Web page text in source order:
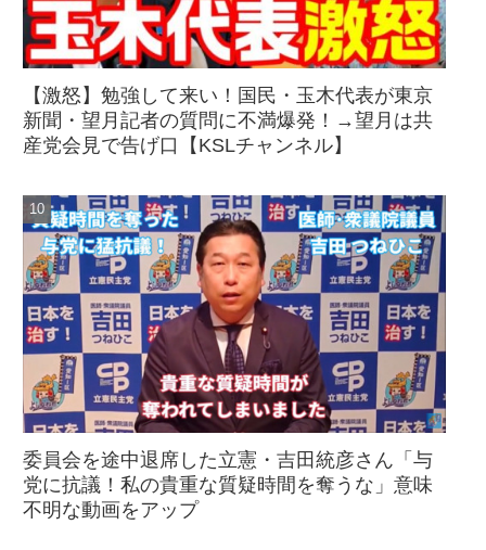
【激怒】勉強して来い！国民・玉木代表が東京
新聞・望月記者の質問に不満爆発！→望月は共
産党会見で告げ口【KSLチャンネル】
委員会を途中退席した立憲・吉田統彦さん「与
党に抗議！私の貴重な質疑時間を奪うな」意味
不明な動画をアップ